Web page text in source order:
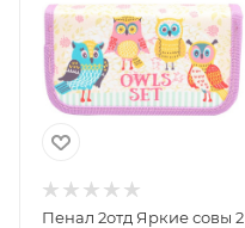
Пенал 2отд Яркие совы 2